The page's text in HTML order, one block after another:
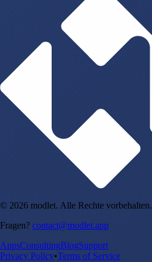
© 2026 modlet. Alle Rechte vorbehalten.
Fragen? contact@modlet.app
AppsConsultingBlogSupport
Privacy Policy•Terms of Service